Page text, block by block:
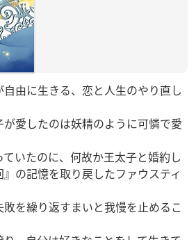
由に生きる、恋と人生のやり直し
愛したのは妖精のように可憐で愛
いたのに、何故か王太子と婚約し
の記憶を取り戻したファウスティ
敗を繰り返すまいと我慢を止めるこ